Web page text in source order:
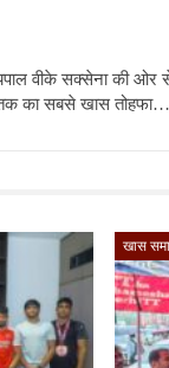
वीके सक्सेना की ओर
का सबसे खास तोहफा…
खास